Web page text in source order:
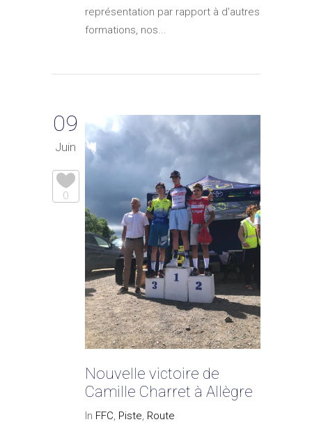
représentation par rapport à d'autres
formations, nos...
09
Juin
0
Nouvelle victoire de
Camille Charret à Allègre
In FFC, Piste, Route